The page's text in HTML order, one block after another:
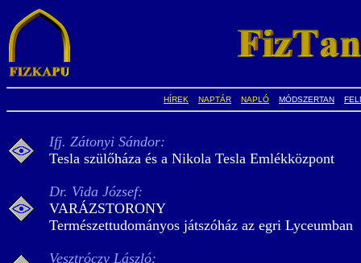
HÍREK NAPTÁR NAPLÓ MÓDSZERTAN
Ifj. Zátonyi Sándor:
Tesla szülőháza és a Nikola Tesla Emlékközpont
Dr. Vida József:
VARÁZSTORONY
Természettudományos játszóház az egri Lyceumban
Vesztróczy László: